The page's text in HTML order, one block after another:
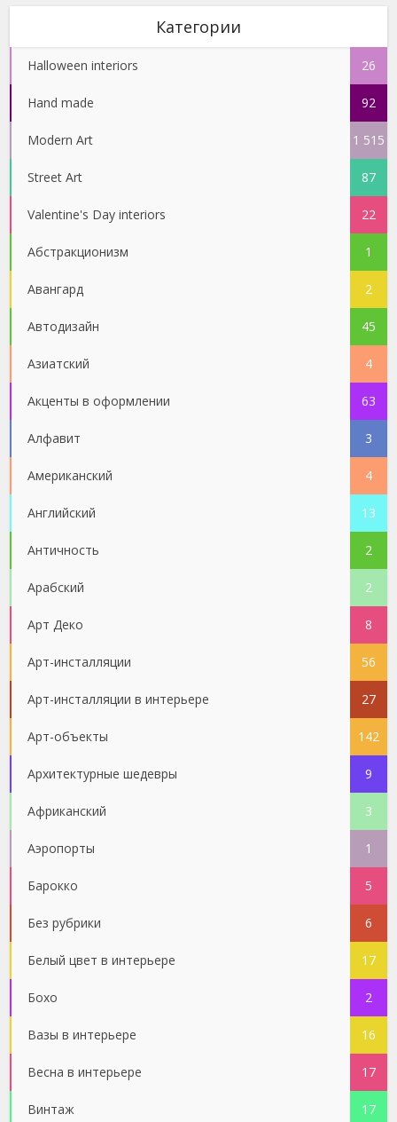
Категории
Halloween interiors 26
Hand made 92
Modern Art 1 515
Street Art 87
Valentine's Day interiors 22
Абстракционизм 1
Авангард 2
Автодизайн 45
Азиатский 4
Акценты в оформлении 63
Алфавит 3
Американский 4
Английский 13
Античность 2
Арабский 2
Арт Деко 8
Арт-инсталляции 56
Арт-инсталляции в интерьере 27
Арт-объекты 142
Архитектурные шедевры 9
Африканский 3
Аэропорты 1
Барокко 5
Без рубрики 6
Белый цвет в интерьере 17
Бохо 2
Вазы в интерьере 16
Весна в интерьере 17
Винтаж 17